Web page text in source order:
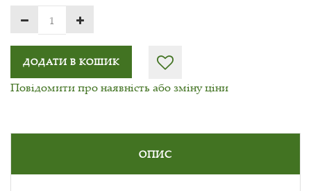
ДОДАТИ В КОШИК
Повідомити про наявність або зміну ціни
ОПИС